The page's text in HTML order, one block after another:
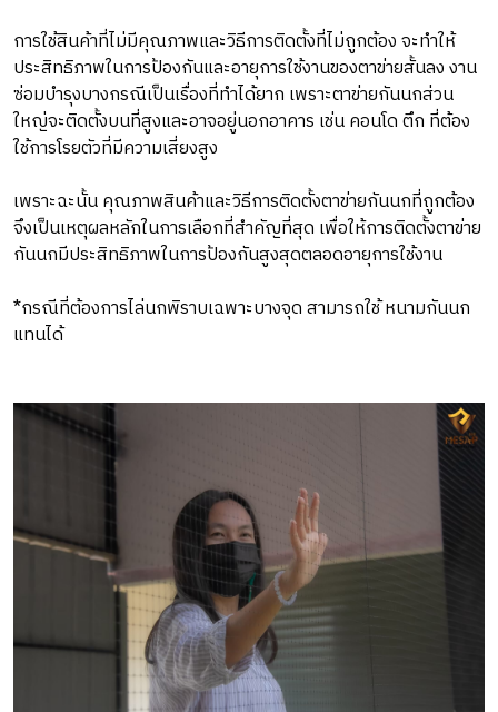
การใช้สินค้าที่ไม่มีคุณภาพและวิธีการติดตั้งที่ไม่ถูกต้อง จะทำให้
ประสิทธิภาพในการป้องกันและอายุการใช้งานของตาข่ายสั้นลง งาน
ซ่อมบำรุงบางกรณีเป็นเรื่องที่ทำได้ยาก เพราะตาข่ายกันนกส่วน
ใหญ่จะติดตั้งบนที่สูงและอาจอยู่นอกอาคาร เช่น คอนโด ตึก ที่ต้อง
ใช้การโรยตัวที่มีความเสี่ยงสูง
เพราะฉะนั้น คุณภาพสินค้าและวิธีการติดตั้งตาข่ายกันนกที่ถูกต้อง
จึงเป็นเหตุผลหลักในการเลือกที่สำคัญที่สุด เพื่อให้การติดตั้งตาข่าย
กันนกมีประสิทธิภาพในการป้องกันสูงสุดตลอดอายุการใช้งาน
*กรณีที่ต้องการไล่นกพิราบเฉพาะบางจุด สามารถใช้ หนามกันนก
แทนได้